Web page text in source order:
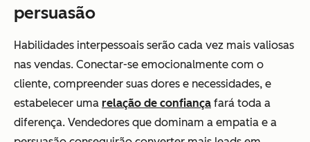
persuasão
Habilidades interpessoais serão cada vez mais valiosas
nas vendas. Conectar-se emocionalmente com o
cliente, compreender suas dores e necessidades, e
estabelecer uma relação de confiança fará toda a
diferença. Vendedores que dominam a empatia e a